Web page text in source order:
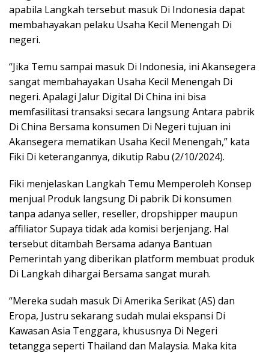
apabila Langkah tersebut masuk Di Indonesia dapat
membahayakan pelaku Usaha Kecil Menengah Di
negeri.
“Jika Temu sampai masuk Di Indonesia, ini Akansegera
sangat membahayakan Usaha Kecil Menengah Di
negeri. Apalagi Jalur Digital Di China ini bisa
memfasilitasi transaksi secara langsung Antara pabrik
Di China Bersama konsumen Di Negeri tujuan ini
Akansegera mematikan Usaha Kecil Menengah,” kata
Fiki Di keterangannya, dikutip Rabu (2/10/2024).
Fiki menjelaskan Langkah Temu Memperoleh Konsep
menjual Produk langsung Di pabrik Di konsumen
tanpa adanya seller, reseller, dropshipper maupun
affiliator Supaya tidak ada komisi berjenjang. Hal
tersebut ditambah Bersama adanya Bantuan
Pemerintah yang diberikan platform membuat produk
Di Langkah dihargai Bersama sangat murah.
“Mereka sudah masuk Di Amerika Serikat (AS) dan
Eropa, Justru sekarang sudah mulai ekspansi Di
Kawasan Asia Tenggara, khususnya Di Negeri
tetangga seperti Thailand dan Malaysia. Maka kita